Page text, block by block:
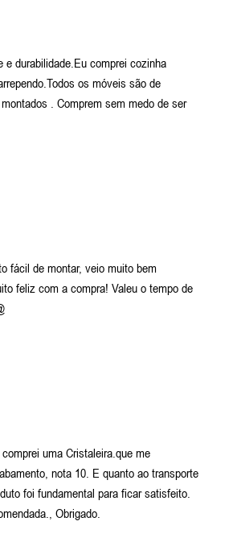
e durabilidade.Eu comprei cozinha
os móveis são de
. Comprem sem medo de ser
fácil de montar, veio muito bem
feliz com a compra! Valeu o tempo de
uma Cristaleira.que me
nota 10. E quanto ao transporte
foi fundamental para ficar satisfeito.
Obrigado.